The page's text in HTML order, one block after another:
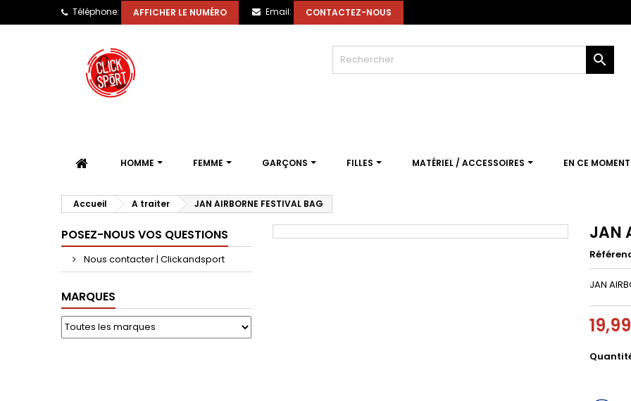
Téléphone: AFFICHER LE NUMÉRO Email: CONTACTEZ-NOUS

HOMME FEMME GARÇONS FILLES MATÉRIEL / ACCESSOIRES EN CE MOMENT
Accueil A traiter JAN AIRBORNE FESTIVAL BAG
POSEZ-NOUS VOS QUESTIONS
Nous contacter | Clickandsport
MARQUES
JAN
JAN